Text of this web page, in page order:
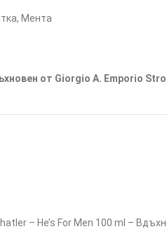
Мента
от Giorgio A. Emporio
– He’s For Men 100 ml –